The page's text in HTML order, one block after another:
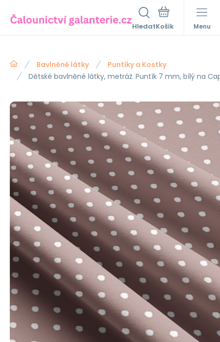
Hledat Menu
Bavlněné látky
Puntíky a Kostky
Dětské bavlněné látky, metráž. Puntík 7 mm, bílý na